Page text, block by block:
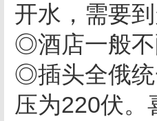
开水，需要
◎酒店一般不
◎插头全俄统
压为220伏。